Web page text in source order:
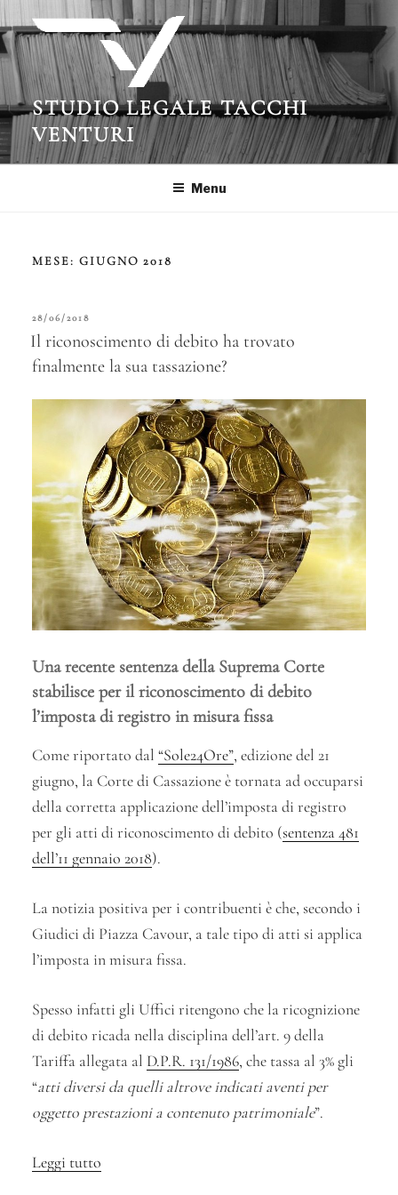
Salta
al
contenuto
STUDIO LEGALE TACCHI
VENTURI
Menu
MESE: GIUGNO 2018
PUBBLICATO
IL
28/06/2018
Il riconoscimento di debito ha trovato
finalmente la sua tassazione?
Una recente sentenza della Suprema Corte
stabilisce per il riconoscimento di debito
l’imposta di registro in misura fissa
Come riportato dal “Sole24Ore”, edizione del 21
giugno, la Corte di Cassazione è tornata ad occuparsi
della corretta applicazione dell’imposta di registro
per gli atti di riconoscimento di debito (sentenza 481
dell’11 gennaio 2018).
La notizia positiva per i contribuenti è che, secondo i
Giudici di Piazza Cavour, a tale tipo di atti si applica
l’imposta in misura fissa.
Spesso infatti gli Uffici ritengono che la ricognizione
di debito ricada nella disciplina dell’art. 9 della
Tariffa allegata al D.P.R. 131/1986, che tassa al 3% gli
“atti diversi da quelli altrove indicati aventi per
oggetto prestazioni a contenuto patrimoniale”.
Leggi tutto